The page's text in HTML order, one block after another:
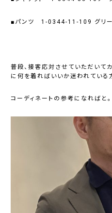
■パンツ 1-0344-11-109 グリー
普段、接客応対させていただいて
に何を着ればいいか迷われている
コーディネートの参考になればと。